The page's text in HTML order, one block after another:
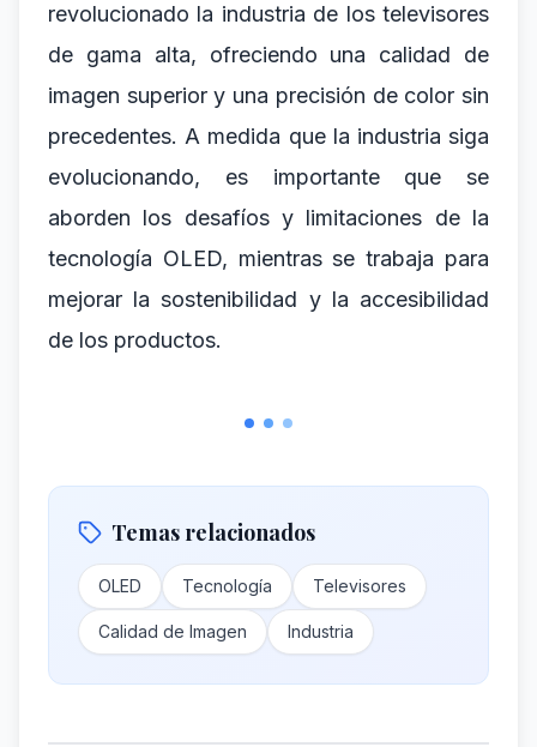
revolucionado la industria de los televisores
de gama alta, ofreciendo una calidad de
imagen superior y una precisión de color sin
precedentes. A medida que la industria siga
evolucionando, es importante que se
aborden los desafíos y limitaciones de la
tecnología OLED, mientras se trabaja para
mejorar la sostenibilidad y la accesibilidad
de los productos.
Temas relacionados
OLED Tecnología Televisores
Calidad de Imagen Industria